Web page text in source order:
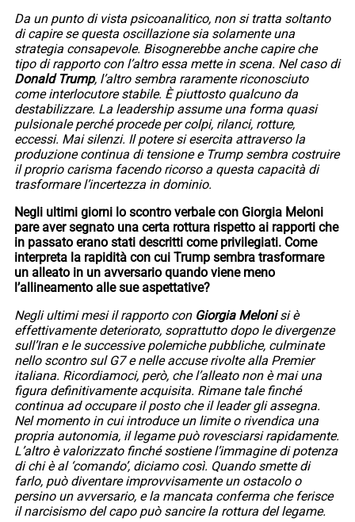
Da un punto di vista psicoanalitico, non si tratta soltanto
di capire se questa oscillazione sia solamente una
strategia consapevole. Bisognerebbe anche capire che
tipo di rapporto con l’altro essa mette in scena. Nel caso di
Donald Trump, l’altro sembra raramente riconosciuto
come interlocutore stabile. È piuttosto qualcuno da
destabilizzare. La leadership assume una forma quasi
pulsionale perché procede per colpi, rilanci, rotture,
eccessi. Mai silenzi. Il potere si esercita attraverso la
produzione continua di tensione e Trump sembra costruire
il proprio carisma facendo ricorso a questa capacità di
trasformare l’incertezza in dominio.
Negli ultimi giorni lo scontro verbale con Giorgia Meloni
pare aver segnato una certa rottura rispetto ai rapporti che
in passato erano stati descritti come privilegiati. Come
interpreta la rapidità con cui Trump sembra trasformare
un alleato in un avversario quando viene meno
l’allineamento alle sue aspettative?
Negli ultimi mesi il rapporto con Giorgia Melonisi è
effettivamente deteriorato, soprattutto dopo le divergenze
sull’Iran e le successive polemiche pubbliche, culminate
nello scontro sul G7 e nelle accuse rivolte alla Premier
italiana. Ricordiamoci, però, che l’alleato non è mai una
figura definitivamente acquisita. Rimane tale finché
continua ad occupare il posto che il leader gli assegna.
Nel momento in cui introduce un limite o rivendica una
propria autonomia, il legame può rovesciarsi rapidamente.
L’altro è valorizzato finché sostiene l’immagine di potenza
di chi è al ‘comando’, diciamo così. Quando smette di
farlo, può diventare improvvisamente un ostacolo o
persino un avversario, e la mancata conferma che ferisce
il narcisismo del capo può sancire la rottura del legame.